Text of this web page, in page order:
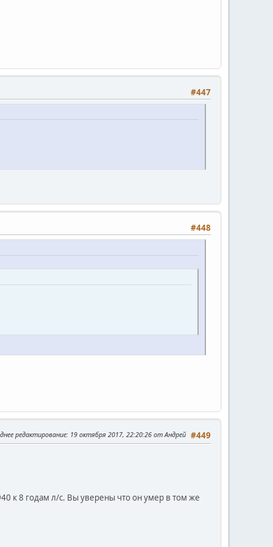
#447
#448
#449
редактирование: 19 октября 2017, 22:20:26 от Андрей
к 8 годам л/с. Вы уверены что он умер в том же